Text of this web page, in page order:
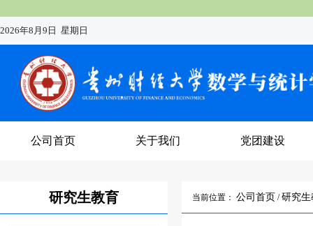
2026年8月9日 星期日
公司首页 关于我们 党团建设
研究生教育 当前位置： 公司首页 /研究生